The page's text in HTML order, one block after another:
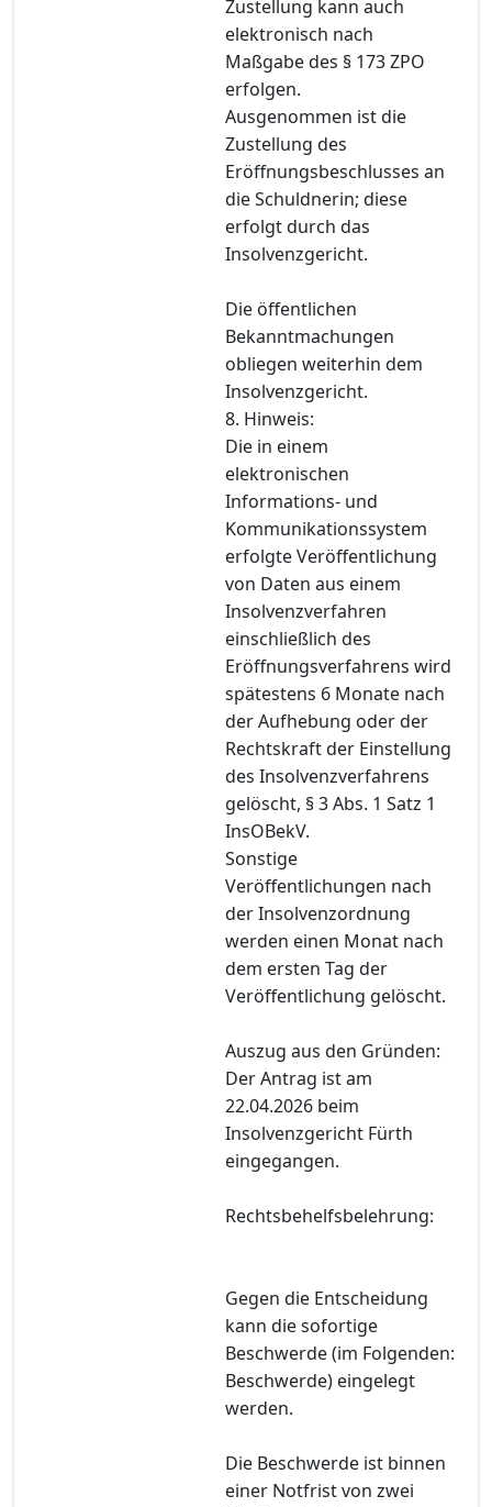
Zustellung kann auch
elektronisch nach
Maßgabe des § 173 ZPO
erfolgen.
Ausgenommen ist die
Zustellung des
Eröffnungsbeschlusses an
die Schuldnerin; diese
erfolgt durch das
Insolvenzgericht.
Die öffentlichen
Bekanntmachungen
obliegen weiterhin dem
Insolvenzgericht.
8. Hinweis:
Die in einem
elektronischen
Informations- und
Kommunikationssystem
erfolgte Veröffentlichung
von Daten aus einem
Insolvenzverfahren
einschließlich des
Eröffnungsverfahrens wird
spätestens 6 Monate nach
der Aufhebung oder der
Rechtskraft der Einstellung
des Insolvenzverfahrens
gelöscht, § 3 Abs. 1 Satz 1
InsOBekV.
Sonstige
Veröffentlichungen nach
der Insolvenzordnung
werden einen Monat nach
dem ersten Tag der
Veröffentlichung gelöscht.
Auszug aus den Gründen:
Der Antrag ist am
22.04.2026 beim
Insolvenzgericht Fürth
eingegangen.
Rechtsbehelfsbelehrung:
Gegen die Entscheidung
kann die sofortige
Beschwerde (im Folgenden:
Beschwerde) eingelegt
werden.
Die Beschwerde ist binnen
einer Notfrist von zwei